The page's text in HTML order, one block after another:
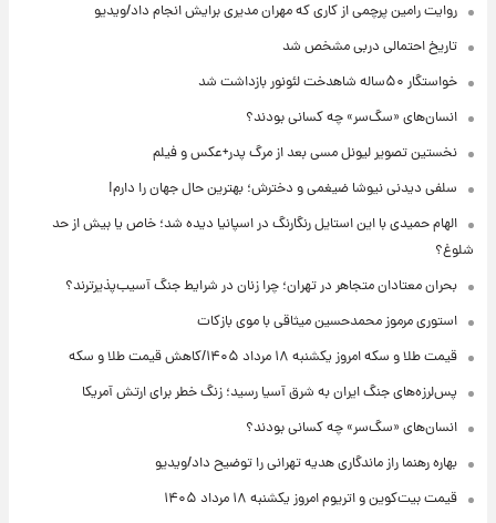
روایت رامین پرچمی از کاری که مهران مدیری برایش انجام داد/ویدیو
تاریخ احتمالی دربی مشخص شد
خواستگار ۵۰ساله شاهدخت لئونور بازداشت شد
انسان‌های «سگ‌سر» چه کسانی بودند؟
نخستین تصویر لیونل مسی بعد از مرگ پدر+عکس و فیلم
سلفی دیدنی نیوشا ضیغمی و دخترش؛ بهترین حال جهان را دارم!
الهام حمیدی با این استایل رنگارنگ در اسپانیا دیده شد؛ خاص یا بیش از حد
شلوغ؟
بحران معتادان متجاهر در تهران؛ چرا زنان در شرایط جنگ آسیب‌پذیرترند؟
استوری مرموز محمدحسین میثاقی با موی بازکات
قیمت طلا و سکه امروز یکشنبه ۱۸ مرداد ۱۴۰۵/کاهش قیمت طلا و سکه
پس‌لرزه‌های جنگ ایران به شرق آسیا رسید؛ زنگ خطر برای ارتش آمریکا
انسان‌های «سگ‌سر» چه کسانی بودند؟
بهاره رهنما راز ماندگاری هدیه تهرانی را توضیح داد/ویدیو
قیمت بیت‌کوین و اتریوم امروز یکشنبه ۱۸ مرداد ۱۴۰۵